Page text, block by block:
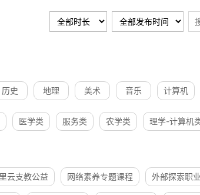
历史 地理 美术 音乐 计算机
医学类 服务类 农学类 理学-计算机
云支教公益 网络素养专题课程 外部探索职